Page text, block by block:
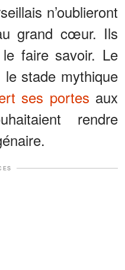
n’oublieront
grand cœur. Ils
faire savoir. Le
stade mythique
ses portes aux
rendre